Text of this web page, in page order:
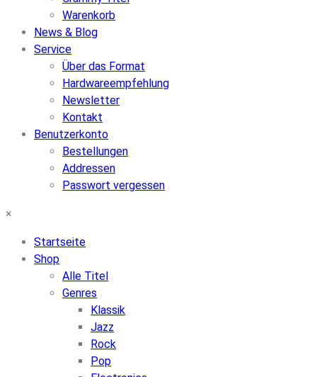
Warenkorb
News & Blog
Service
Über das Format
Hardwareempfehlung
Newsletter
Kontakt
Benutzerkonto
Bestellungen
Addressen
Passwort vergessen
×
Startseite
Shop
Alle Titel
Genres
Klassik
Jazz
Rock
Pop